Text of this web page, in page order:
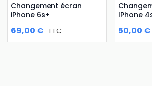
Changement écran
iPhone 6s+
69,00 € TTC
IPhone
50,00 €